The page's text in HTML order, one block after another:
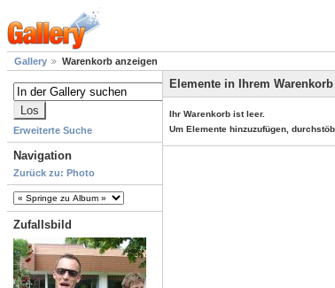
Gallery Warenkorb anzeigen
Erweiterte Suche
Navigation
Zurück zu: Photo
Zufallsbild
Elemente in Ihrem Warenkorb
Ihr Warenkorb ist leer.
Um Elemente hinzuzufügen,